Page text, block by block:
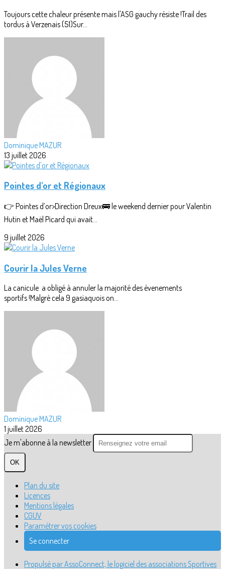
Toujours cette chaleur présente mais l'ASG gauchy résiste !Trail des
tordus à Verzenais (51)Sur...
Dominique MAZUR
13 juillet 2026
Pointes d'or et Régionaux
👉 Pointes d’or>Direction Dreux🚌 le weekend dernier pour Valentin
Hutin et Maël Picard qui avait...
9 juillet 2026
Courir la Jules Verne
La canicule a obligé à annuler la majorité des évenements
sportifs !Malgrè cela 9 gasiaquois on...
Dominique MAZUR
1 juillet 2026
Je m'abonne à la newsletter
OK
Plan du site
Licences
Mentions légales
CGUV
Paramétrer vos cookies
Se connecter
Propulsé par AssoConnect, le logiciel des associations Sportives